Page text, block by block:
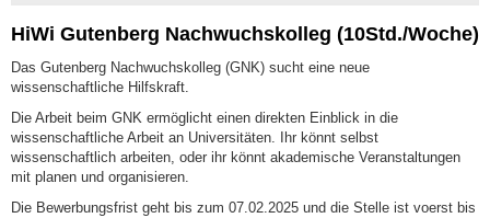
HiWi Gutenberg Nachwuchskolleg (10Std./Woche)
Das Gutenberg Nachwuchskolleg (GNK) sucht eine neue
wissenschaftliche Hilfskraft.
Die Arbeit beim GNK ermöglicht einen direkten Einblick in die
wissenschaftliche Arbeit an Universitäten. Ihr könnt selbst
wissenschaftlich arbeiten, oder ihr könnt akademische Veranstaltungen
mit planen und organisieren.
Die Bewerbungsfrist geht bis zum 07.02.2025 und die Stelle ist voerst bis